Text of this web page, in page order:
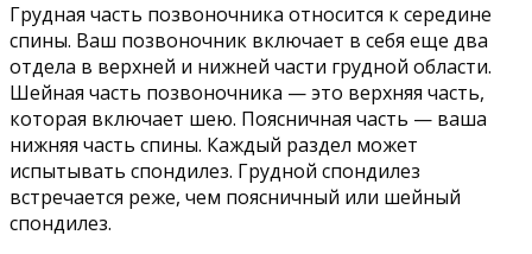
Грудная часть позвоночника относится к середине
спины. Ваш позвоночник включает в себя еще два
отдела в верхней и нижней части грудной области.
Шейная часть позвоночника — это верхняя часть,
которая включает шею. Поясничная часть — ваша
нижняя часть спины. Каждый раздел может
испытывать спондилез. Грудной спондилез
встречается реже, чем поясничный или шейный
спондилез.